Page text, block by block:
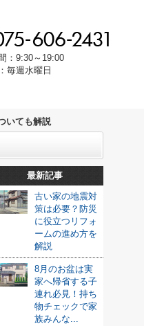
：9:30～19:00
毎週水曜日
いても解説
最新記事
古い家の地震対
策は必要？防災
に役立つリフォ
ームの進め方を
解説
8月のお盆は実
家へ帰省する子
連れ必見！持ち
物チェックで家
族みんな...